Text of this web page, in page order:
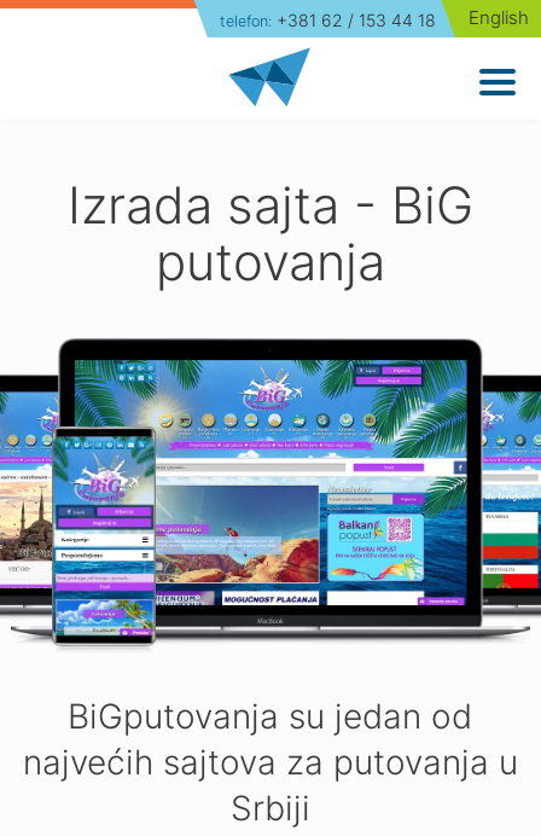
English
telefon: +381 62 / 153 44 18
Portfolio
Blog
Kontakt
Izrada sajta - BiG
putovanja
BiGputovanja su jedan od
najvećih sajtova za putovanja u
Srbiji